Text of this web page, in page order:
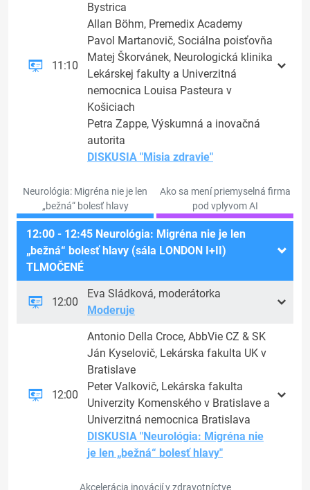
11:10
Bystrica
Allan Böhm, Premedix Academy
Pavol Martanovič, Sociálna poisťovňa
Matej Škorvánek, Neurologická klinika
Lekárskej fakulty a Univerzitná
nemocnica Louisa Pasteura v
Košiciach
Petra Zappe, Výskumná a inovačná
autorita
DISKUSIA "Misia zdravie"
Neurológia: Migréna nie je len
„bežná“ bolesť hlavy
Ako sa mení priemyselná firma
pod vplyvom AI
12:00 - 12:45 Neurológia: Migréna nie je len
„bežná“ bolesť hlavy (sála LONDON I+II)
TLMOČENÉ
12:00
Eva Sládková, moderátorka
Moderuje
12:00
Antonio Della Croce, AbbVie CZ & SK
Ján Kyselovič, Lekárska fakulta UK v
Bratislave
Peter Valkovič, Lekárska fakulta
Univerzity Komenského v Bratislave a
Univerzitná nemocnica Bratislava
DISKUSIA "Neurológia: Migréna nie
je len „bežná“ bolesť hlavy"
Akcelerácia inovácií v zdravotníctve